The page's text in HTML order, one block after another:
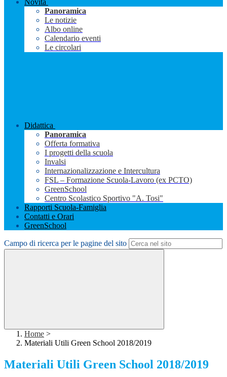
Novità
Panoramica
Le notizie
Albo online
Calendario eventi
Le circolari
Didattica
Panoramica
Offerta formativa
I progetti della scuola
Invalsi
Internazionalizzazione e Intercultura
FSL – Formazione Scuola-Lavoro (ex PCTO)
GreenSchool
Centro Scolastico Sportivo "A. Tosi"
Rapporti Scuola-Famiglia
Contatti e Orari
GreenSchool
Campo di ricerca per le pagine del sito
Home >
Materiali Utili Green School 2018/2019
Materiali Utili Green School 2018/2019